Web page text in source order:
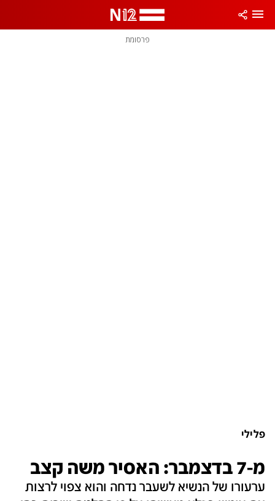
פרסומת
פלילי
מ-7 בדצמבר: האסיר משה קצב
ערעורו של הנשיא לשעבר נדחה והוא צפוי לרצות